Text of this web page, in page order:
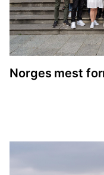
Norges mest